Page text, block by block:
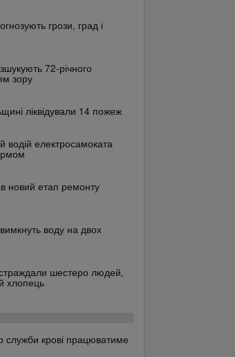
грози, град і
72-річного
зору
ліквідували 14 пожеж
водій електросамоката
новий етап ремонту
воду на двох
шестеро людей,
хлопець
служби крові працюватиме